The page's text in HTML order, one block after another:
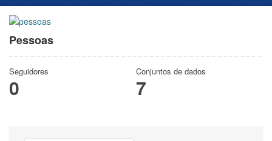
Pessoas
Seguidores
0
Conjuntos de dados
7